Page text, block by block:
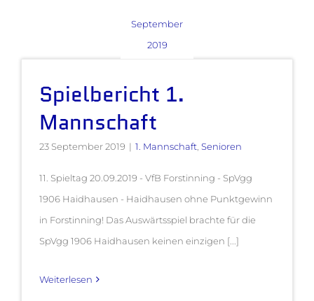
September
2019
Spielbericht 1.
Mannschaft
23 September 2019 | 1. Mannschaft Senioren
11. Spieltag 20.09.2019 - VfB Forstinning - SpVgg
1906 Haidhausen - Haidhausen ohne Punktgewinn
in Forstinning! Das Auswärtsspiel brachte für die
SpVgg 1906 Haidhausen keinen einzigen [...]
Weiterlesen